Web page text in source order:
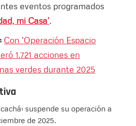
eventos programados
mi Casa’.
Con 'Operación Espacio
1.721 acciones en
verdes durante 2025
suspende su operación a
de 2025.